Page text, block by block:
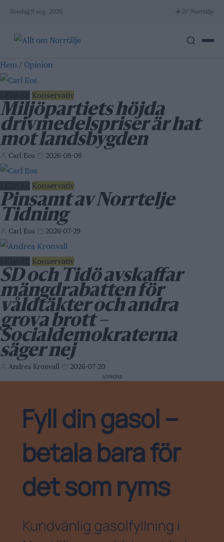
Skip
content
Söndag 9 aug. 2026 ☀️21° Norrtälje
Hem / Opinion
Konservativ
Miljöpartiets höjda
drivmedelspriser är hat
mot landsbygden
Carl Eos 2026-08-08
Konservativ
Pinsamt av Norrtelje
Tidning
Carl Eos 2026-07-29
Konservativ
SD och Tidö avskaffar
mängdrabatten för
våldtäkter och andra
grova brott –
Socialdemokraterna
säger nej
Andrea Kronvall 2026-07-20
ANNONS